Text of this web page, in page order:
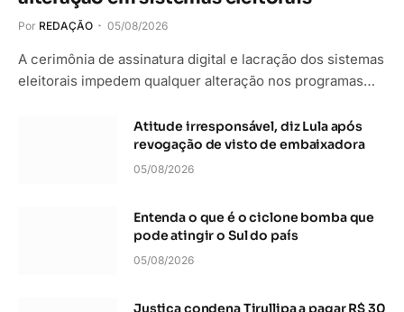
Por REDAÇÃO 05/08/2026
A cerimônia de assinatura digital e lacração dos sistemas
eleitorais impedem qualquer alteração nos programas…
Atitude irresponsável, diz Lula após
revogação de visto de embaixadora
05/08/2026
Entenda o que é o ciclone bomba que
pode atingir o Sul do país
05/08/2026
Justiça condena Tirullipa a pagar R$ 30